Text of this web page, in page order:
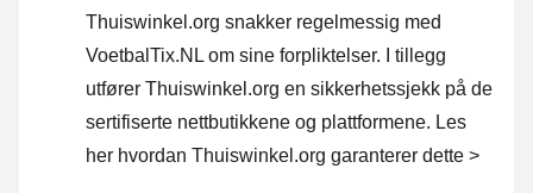
Thuiswinkel.org snakker regelmessig med
VoetbalTix.NL om sine forpliktelser. I tillegg
utfører Thuiswinkel.org en sikkerhetssjekk på de
sertifiserte nettbutikkene og plattformene. Les
her hvordan Thuiswinkel.org garanterer dette >